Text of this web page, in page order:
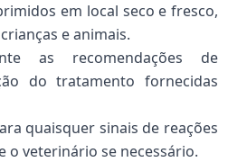
em local seco e fresco,
e animais.
as recomendações de
do tratamento fornecidas
quaisquer sinais de reações
o veterinário se necessário.